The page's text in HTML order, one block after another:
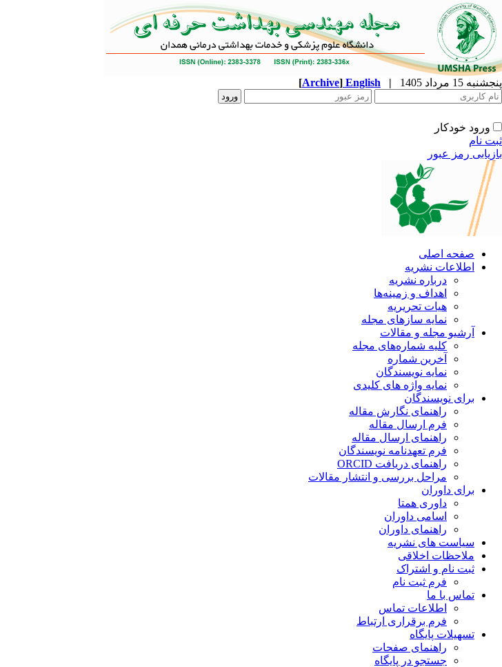
پنجشنبه 15 مرداد 1405 |
English
[Archive]
ورود خودکار
ثبت نام
بازیابی رمز عبور
صفحه اصلی
اطلاعات نشریه
درباره نشریه
اهداف و زمینه‌ها
هیات تحریریه
نمایه سازهای مجله
آرشیو مجله و مقالات
کلیه شماره‌های مجله
آخرین شماره
نمایه نویسندگان
نمایه واژه های کلیدی
برای نویسندگان
راهنمای نگارش مقاله
فرم ارسال مقاله
راهنمای ارسال مقاله
فرم تعهدنامه نویسندگان
راهنمای دریافت ORCID
مراحل بررسی و انتشار مقالات
برای داوران
داوری همتا
اسامی داوران
راهنمای داوران
سیاست های نشریه
ملاحظات اخلاقی
ثبت نام و اشتراک
فرم ثبت نام
تماس با ما
اطلاعات تماس
فرم برقراری ارتباط
تسهیلات پایگاه
راهنمای صفحات
جستجو در پایگاه